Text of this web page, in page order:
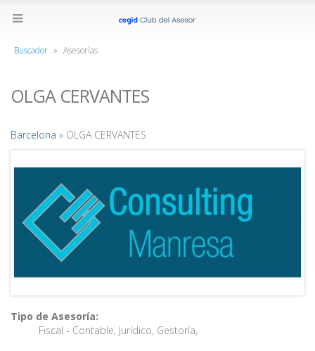
Buscador » Asesorías
OLGA CERVANTES
Barcelona » OLGA CERVANTES
Tipo de Asesoría:
Fiscal - Contable, Jurídico, Gestoría,